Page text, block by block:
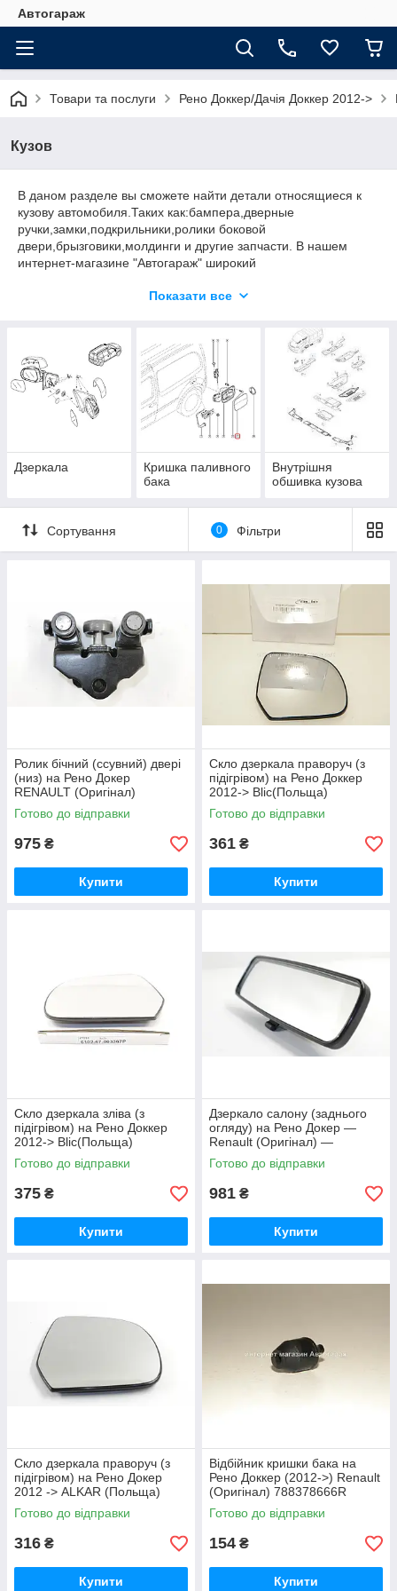
Автогараж
Товари та послуги Рено Доккер/Дачія Доккер 2012->
Кузов
В даном разделе вы сможете найти детали относящиеся к
кузову автомобиля.Таких как:бампера,дверные
ручки,замки,подкрильники,ролики боковой
двери,брызговики,молдинги и другие запчасти. В нашем
интернет-магазине "Автогараж" широкий
запчастей для автомобиля Рено Доккер, по невысокой
вас деталь без особых усилий.По всех возникшим вопросом
вас проконсультируют наши менеджеры.
Показати все
Дзеркала
Кришка паливного
бака
Внутрішня
обшивка кузова
Сортування 0 Фільтри
Ролик бічний (ссувний) двері
(низ) на Рено Докер
RENAULT (Оригінал)
745967474R
Готово до відправки
975 ₴
Купити
Скло дзеркала праворуч (з
підігрівом) на Рено Доккер
2012-> Blic(Польща)
610267003368P
Готово до відправки
361 ₴
Купити
Скло дзеркала зліва (з
підігрівом) на Рено Доккер
2012-> Blic(Польща)
610267003367P
Готово до відправки
375 ₴
Купити
Дзеркало салону (заднього
огляду) на Рено Докер —
Renault (Оригінал) —
7700413867
Готово до відправки
981 ₴
Купити
Скло дзеркала праворуч (з
підігрівом) на Рено Докер
2012 -> ALKAR (Польща)
6432586
Готово до відправки
316 ₴
Купити
Відбійник кришки бака на
Рено Доккер (2012->) Renault
(Оригінал) 788378666R
Готово до відправки
154 ₴
Купити